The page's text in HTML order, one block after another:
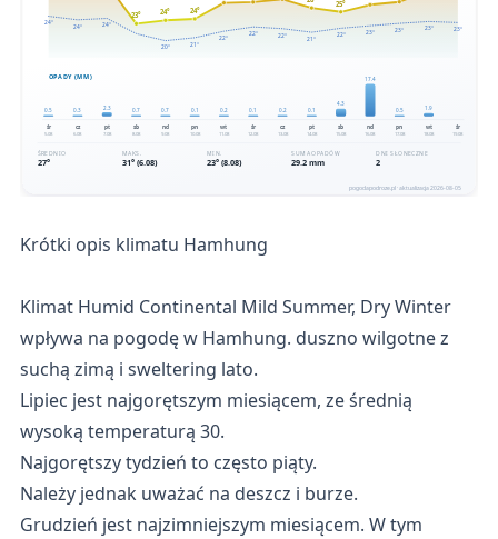
Krótki opis klimatu Hamhung
Klimat Humid Continental Mild Summer, Dry Winter
wpływa na pogodę w Hamhung. duszno wilgotne z
suchą zimą i sweltering lato.
Lipiec jest najgorętszym miesiącem, ze średnią
wysoką temperaturą 30.
Najgorętszy tydzień to często piąty.
Należy jednak uważać na deszcz i burze.
Grudzień jest najzimniejszym miesiącem. W tym